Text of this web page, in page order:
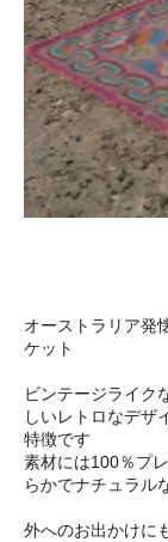
オーストラリア発
ケット
ビンテージライク
しいレトロなデザ
特徴です
素材には100％プ
らかでナチュラル
外へのお出かけに